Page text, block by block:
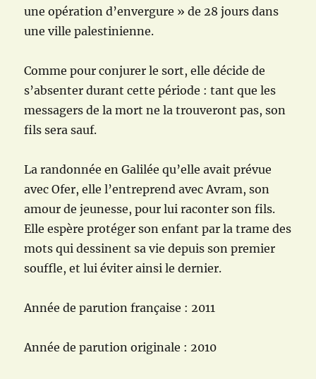
une opération d’envergure » de 28 jours dans
une ville palestinienne.
Comme pour conjurer le sort, elle décide de
s’absenter durant cette période : tant que les
messagers de la mort ne la trouveront pas, son
fils sera sauf.
La randonnée en Galilée qu’elle avait prévue
avec Ofer, elle l’entreprend avec Avram, son
amour de jeunesse, pour lui raconter son fils.
Elle espère protéger son enfant par la trame des
mots qui dessinent sa vie depuis son premier
souffle, et lui éviter ainsi le dernier.
Année de parution française : 2011
Année de parution originale : 2010